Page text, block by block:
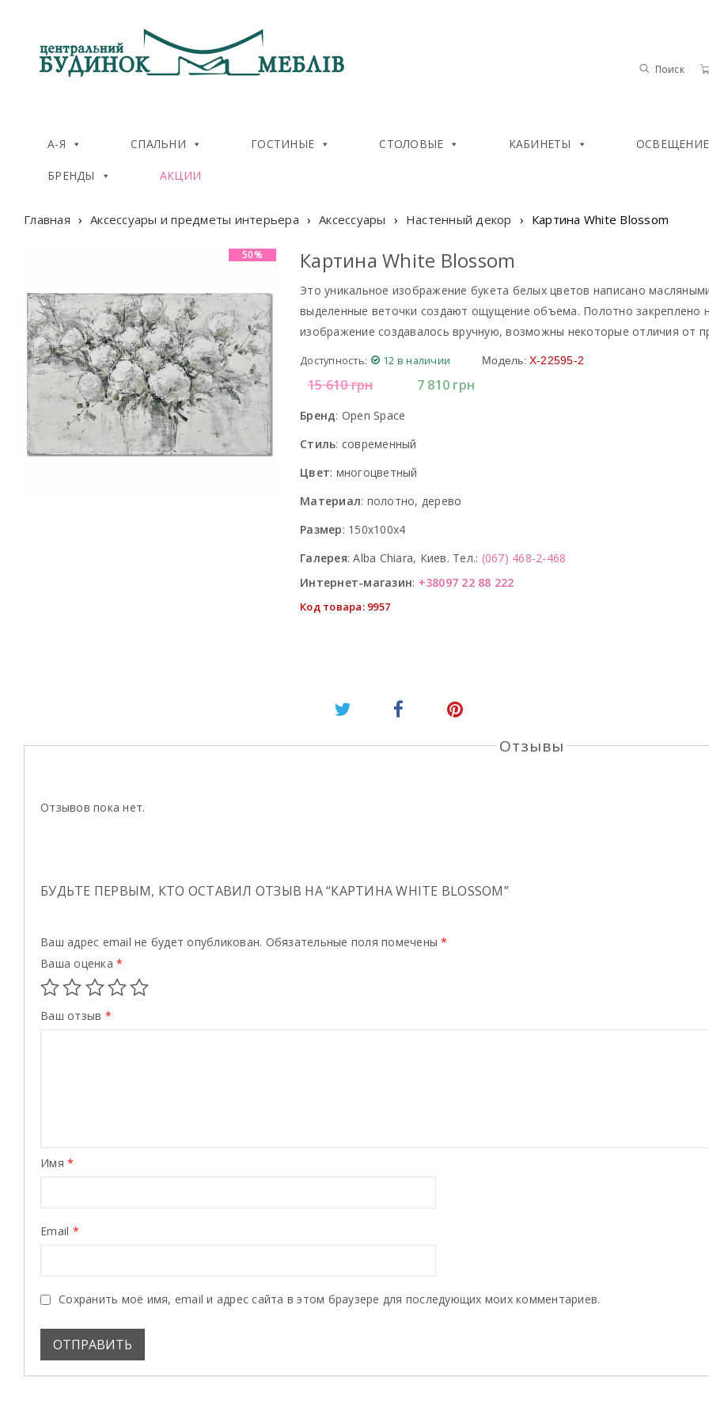
Поиск
А-Я СПАЛЬНИ ГОСТИНЫЕ СТОЛОВЫЕ КАБИНЕТЫ ОСВЕЩЕНИЕ
БРЕНДЫ АКЦИИ
Главная › Аксессуары и предметы интерьера › Аксессуары › Настенный декор › Картина White Blossom
50% Картина White Blossom
Это уникальное изображение букета белых цветов написано
выделенные веточки создают ощущение объема. Полотно закреплено
изображение создавалось вручную, возможны некоторые отличия от
Доступность: 12 в наличии Модель: X-22595-2
15 610грн 7 810 грн
Бренд: Open Space
Стиль: современный
Цвет: многоцветный
Материал: полотно, дерево
Размер: 150x100x4
Галерея:Alba Chiara, Киев. Тел.: (067) 468-2-468
Интернет-магазин: +38097 22 88 222
Код товара: 9957
Отзывы
Отзывов пока нет.
БУДЬТЕ ПЕРВЫМ, КТО ОСТАВИЛ ОТЗЫВ НА “КАРТИНА WHITE BLOSSOM”
Ваш адрес email не будет опубликован. Обязательные поля помечены*
Ваша оценка *
Ваш отзыв *
Имя *
Email *
Сохранить моё имя, email и адрес сайта в этом браузере для последующих моих комментариев.